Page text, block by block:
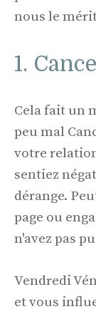
nous le
1.
Cela fait un
peu mal
votre
sentiez
dérange.
page ou
n'avez pas
Vendredi
et vous